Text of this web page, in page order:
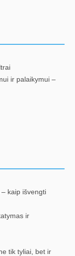
ir palaikymui –
kaip išvengti
ir
tik tyliai, bet ir